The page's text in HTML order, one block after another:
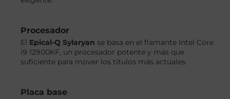
Procesador
El Epical-Q Sylaryan se basa en el flamante Intel Core
i9 12900KF, un procesador potente y más que
suficiente para mover los títulos más actuales.
Placa base